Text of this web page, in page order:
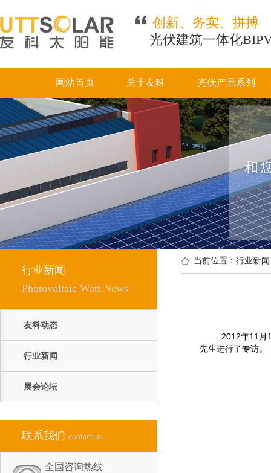
创新、务实、拼搏
光伏建筑一体化
网站首页 关于友科 光伏产品系列
行业新闻
Photovoltaic Watt News
友科动态
行业新闻
展会论坛
联系我们 contact us
全国咨询热线
当前位置：行业新
2012年11月1日
先生进行了专访。